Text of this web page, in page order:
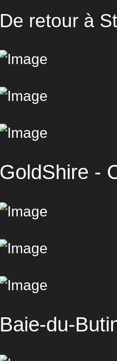
De retour à
GoldShire -
Baie-du-